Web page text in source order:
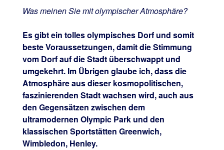
Was meinen Sie mit olympischer Atmosphäre?
Es gibt ein tolles olympisches Dorf und somit
beste Voraussetzungen, damit die Stimmung
vom Dorf auf die Stadt überschwappt und
umgekehrt. Im Übrigen glaube ich, dass die
Atmosphäre aus dieser kosmopolitischen,
faszinierenden Stadt wachsen wird, auch aus
den Gegensätzen zwischen dem
ultramodernen Olympic Park und den
klassischen Sportstätten Greenwich,
Wimbledon, Henley.